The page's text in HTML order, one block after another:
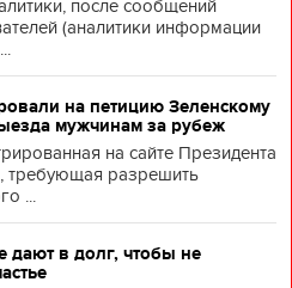
после сообщений
(аналитики информации
на петицию Зеленскому
мужчинам за рубеж
на сайте Президента
требующая разрешить
...
дают в долг, чтобы не